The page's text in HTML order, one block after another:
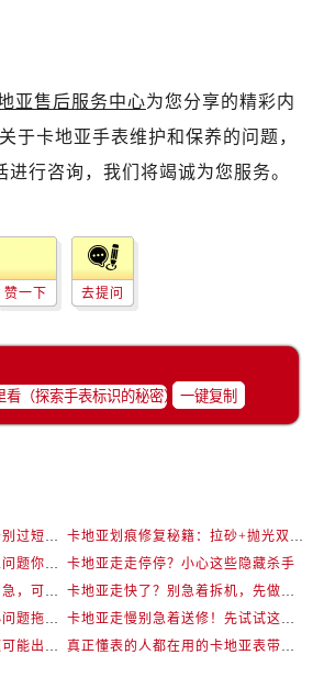
亚售后服务中心为您分享的精彩内
于卡地亚手表维护和保养的问题，
进行咨询，我们将竭诚为您服务。
赞一下 去提问
一键复制
卡地亚走走停停？小心这些隐藏杀手